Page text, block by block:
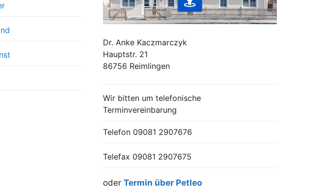
Dr. Anke Kaczmarczyk
Hauptstr. 21
86756 Reimlingen
Wir bitten um telefonische
Terminvereinbarung
Telefon 09081 2907676
Telefax 09081 2907675
oder Termin über Petleo